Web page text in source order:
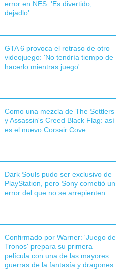
error en NES: 'Es divertido,
dejadlo'
GTA 6 provoca el retraso de otro
videojuego: 'No tendría tiempo de
hacerlo mientras juego'
Como una mezcla de The Settlers
y Assassin's Creed Black Flag: así
es el nuevo Corsair Cove
Dark Souls pudo ser exclusivo de
PlayStation, pero Sony cometió un
error del que no se arrepienten
Confirmado por Warner: 'Juego de
Tronos' prepara su primera
película con una de las mayores
guerras de la fantasía y dragones